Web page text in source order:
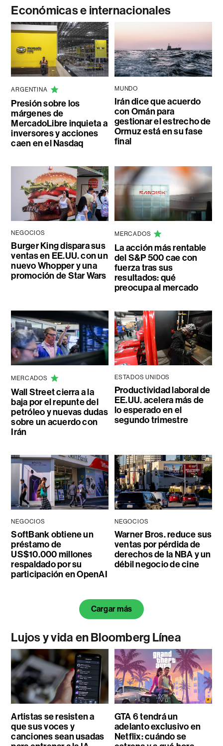
Económicas e internacionales
ARGENTINA
Presión sobre los
márgenes de
MercadoLibre inquieta a
inversores y acciones
caen en el Nasdaq
MUNDO
Irán dice que acuerdo
con Omán para
gestionar el estrecho de
Ormuz está en su fase
final
NEGOCIOS
Burger King dispara sus
ventas en EE.UU. con un
nuevo Whopper y una
promoción de Star Wars
MERCADOS
La acción más rentable
del S&P 500 cae con
fuerza tras sus
resultados: qué
preocupa al mercado
MERCADOS
Wall Street cierra a la
baja por el repunte del
petróleo y nuevas dudas
sobre un acuerdo con
Irán
ESTADOS UNIDOS
Productividad laboral de
EE.UU. acelera más de
lo esperado en el
segundo trimestre
NEGOCIOS
SoftBank obtiene un
préstamo de
US$10.000 millones
respaldado por su
participación en OpenAI
NEGOCIOS
Warner Bros. reduce sus
ventas por pérdida de
derechos de la NBA y un
débil negocio de cine
Cargar más
Lujos y vida en Bloomberg Línea
Artistas se resisten a
que sus voces y
canciones sean usadas
GTA 6 tendrá un
adelanto exclusivo en
Netflix: cuándo se